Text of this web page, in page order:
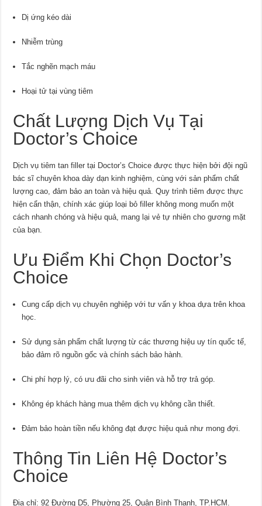
Dị ứng kéo dài
Nhiễm trùng
Tắc nghẽn mạch máu
Hoại tử tại vùng tiêm
Chất Lượng Dịch Vụ Tại
Doctor’s Choice
Dịch vụ tiêm tan filler tại Doctor’s Choice được thực hiện bởi đội ngũ
bác sĩ chuyên khoa dày dạn kinh nghiệm, cùng với sản phẩm chất
lượng cao, đảm bảo an toàn và hiệu quả. Quy trình tiêm được thực
hiện cẩn thận, chính xác giúp loại bỏ filler không mong muốn một
cách nhanh chóng và hiệu quả, mang lại vẻ tự nhiên cho gương mặt
của bạn.
Ưu Điểm Khi Chọn Doctor’s
Choice
Cung cấp dịch vụ chuyên nghiệp với tư vấn y khoa dựa trên khoa
học.
Sử dụng sản phẩm chất lượng từ các thương hiệu uy tín quốc tế,
bảo đảm rõ nguồn gốc và chính sách bảo hành.
Chi phí hợp lý, có ưu đãi cho sinh viên và hỗ trợ trả góp.
Không ép khách hàng mua thêm dịch vụ không cần thiết.
Đảm bảo hoàn tiền nếu không đạt được hiệu quả như mong đợi.
Thông Tin Liên Hệ Doctor’s
Choice
Địa chỉ: 92 Đường D5, Phường 25, Quận Bình Thạnh, TP.HCM.